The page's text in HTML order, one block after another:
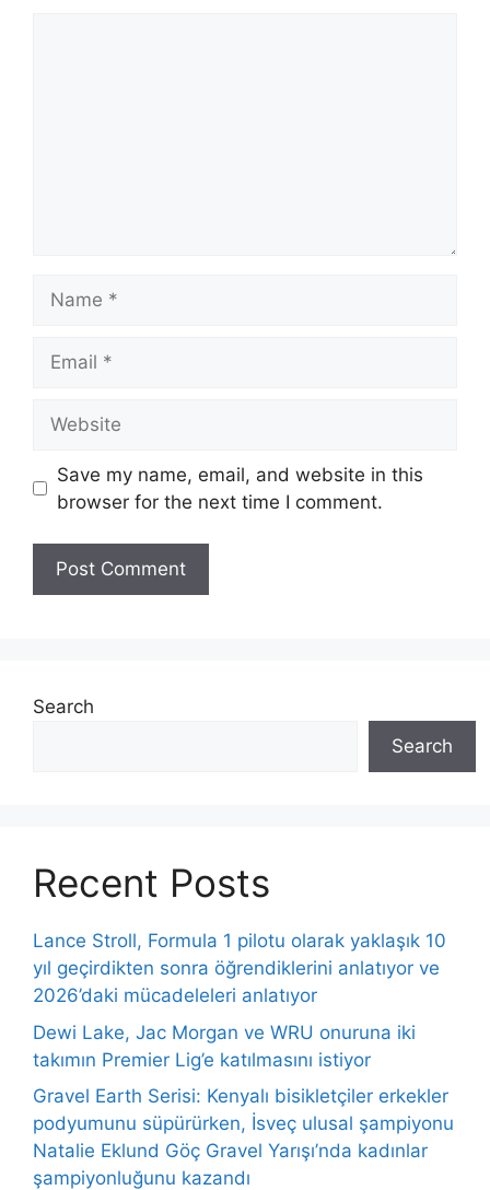
Save my name, email, and website in this
browser for the next time I comment.
Search
Search
Recent Posts
Lance Stroll, Formula 1 pilotu olarak yaklaşık 10
yıl geçirdikten sonra öğrendiklerini anlatıyor ve
2026’daki mücadeleleri anlatıyor
Dewi Lake, Jac Morgan ve WRU onuruna iki
takımın Premier Lig’e katılmasını istiyor
Gravel Earth Serisi: Kenyalı bisikletçiler erkekler
podyumunu süpürürken, İsveç ulusal şampiyonu
Natalie Eklund Göç Gravel Yarışı’nda kadınlar
şampiyonluğunu kazandı